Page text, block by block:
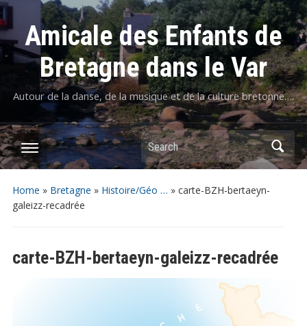
Amicale des Enfants de
Bretagne dans le Var
Autour de la danse, de la musique et de la culture bretonne….
Home » Bretagne » Histoire/Géo … » carte-BZH-bertaeyn-
galeizz-recadrée
carte-BZH-bertaeyn-galeizz-recadrée